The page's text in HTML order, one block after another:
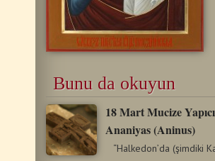
Bunu da okuyun
18 Mart Mucize
Ananiyas (Aninus)